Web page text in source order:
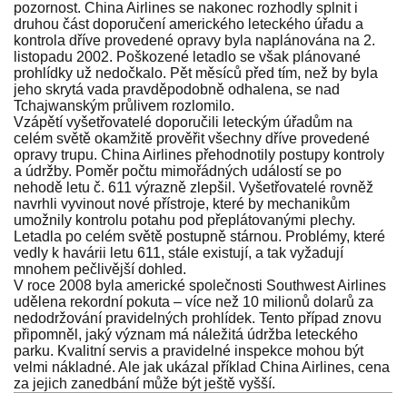
pozornost. China Airlines se nakonec rozhodly splnit i
druhou část doporučení amerického leteckého úřadu a
kontrola dříve provedené opravy byla naplánována na 2.
listopadu 2002. Poškozené letadlo se však plánované
prohlídky už nedočkalo. Pět měsíců před tím, než by byla
jeho skrytá vada pravděpodobně odhalena, se nad
Tchajwanským průlivem rozlomilo.
Vzápětí vyšetřovatelé doporučili leteckým úřadům na
celém světě okamžitě prověřit všechny dříve provedené
opravy trupu. China Airlines přehodnotily postupy kontroly
a údržby. Poměr počtu mimořádných událostí se po
nehodě letu č. 611 výrazně zlepšil. Vyšetřovatelé rovněž
navrhli vyvinout nové přístroje, které by mechanikům
umožnily kontrolu potahu pod přeplátovanými plechy.
Letadla po celém světě postupně stárnou. Problémy, které
vedly k havárii letu 611, stále existují, a tak vyžadují
mnohem pečlivější dohled.
V roce 2008 byla americké společnosti Southwest Airlines
udělena rekordní pokuta – více než 10 milionů dolarů za
nedodržování pravidelných prohlídek. Tento případ znovu
připomněl, jaký význam má náležitá údržba leteckého
parku. Kvalitní servis a pravidelné inspekce mohou být
velmi nákladné. Ale jak ukázal příklad China Airlines, cena
za jejich zanedbání může být ještě vyšší.